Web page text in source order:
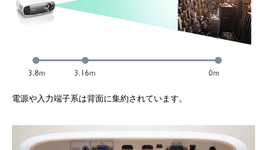
電源や入力端子系は背面に集約されています。